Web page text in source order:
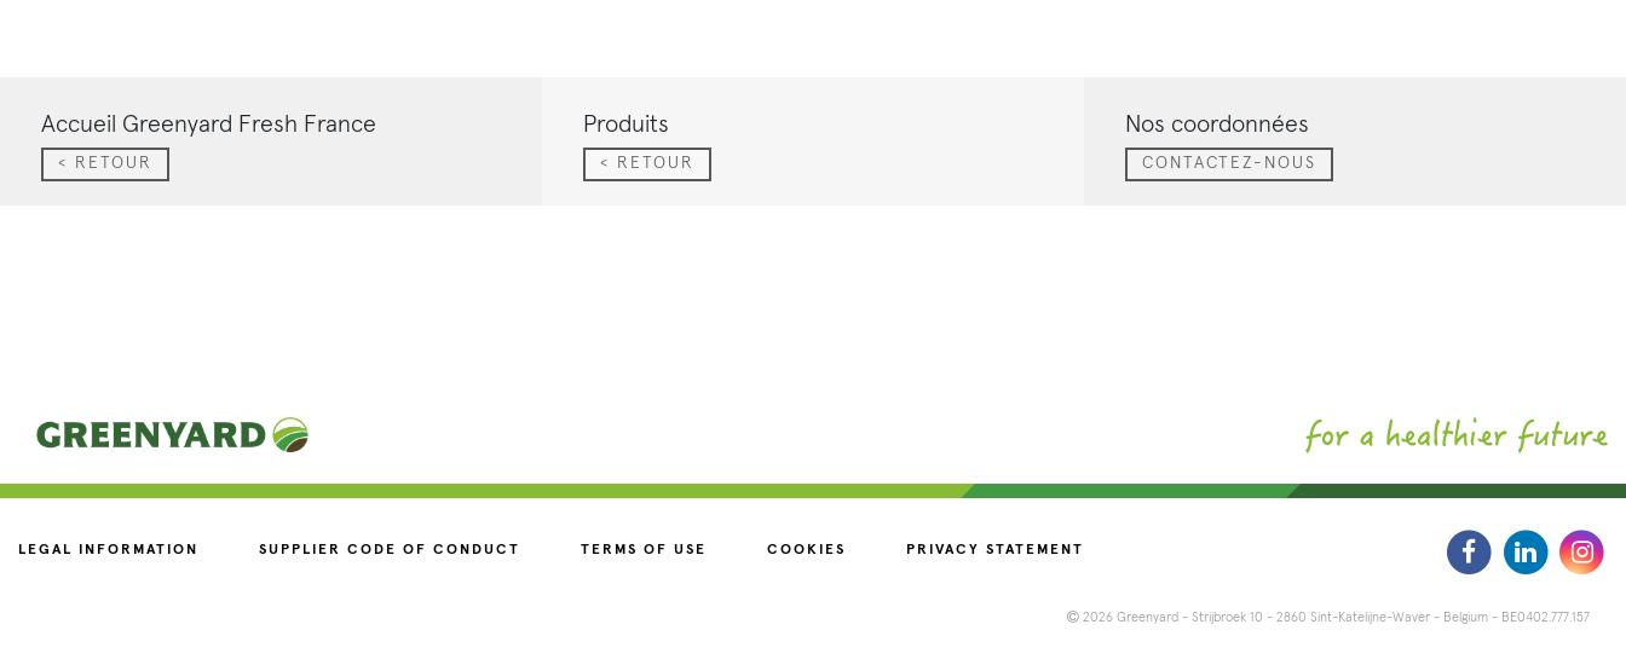
Accueil Greenyard Fresh France
< RETOUR
Produits
< RETOUR
Nos coordonnées
CONTACTEZ-NOUS
LEGAL INFORMATION SUPPLIER CODE OF CONDUCT TERMS OF USE COOKIES PRIVACY STATEMENT
2026 Greenyard - Strijbroek 10 - 2860 Sint-Katelijne-Waver - Belgium - BE0402.777.157